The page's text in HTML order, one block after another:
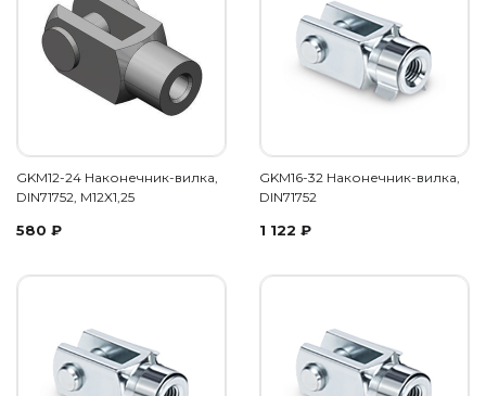
GKM12-24 Наконечник-вилка,
DIN71752, M12X1,25
580 ₽
GKM16-32 Наконечник-вилка,
DIN71752
1 122 ₽